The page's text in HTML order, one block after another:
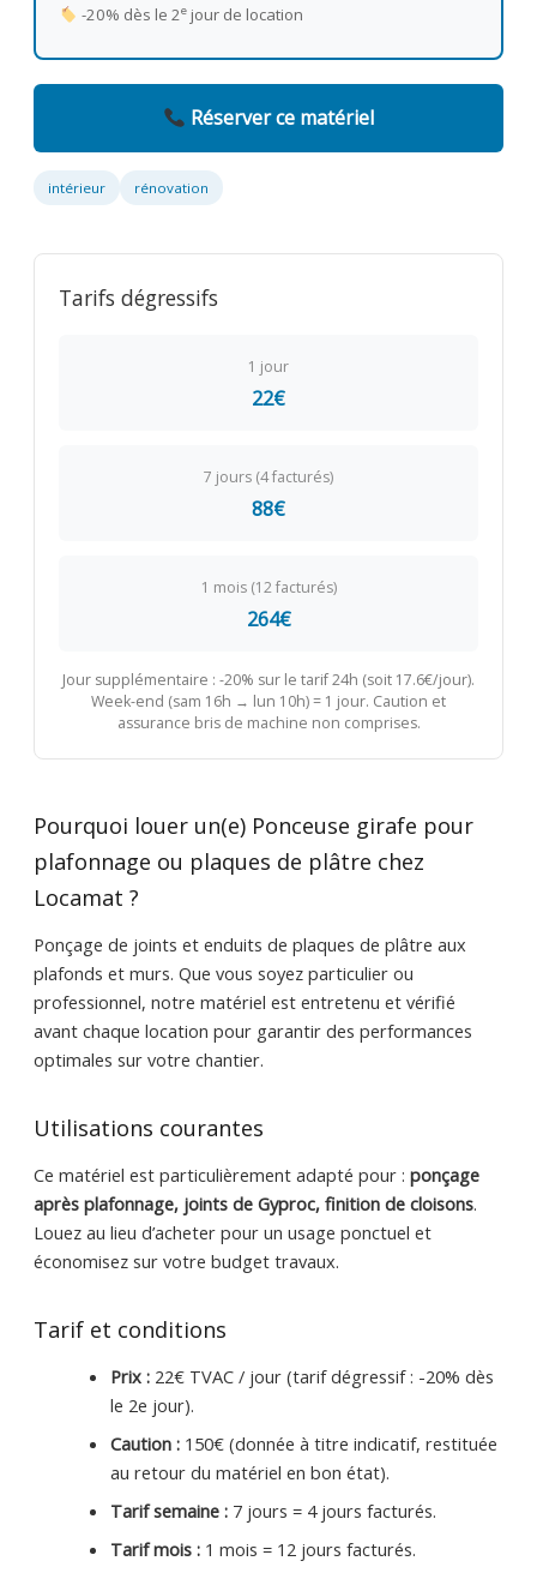
-20% dès le 2ejour de location
Réserver ce matériel
intérieur rénovation
Tarifs dégressifs
1 jour
22€
7 jours (4 facturés)
88€
1 mois (12 facturés)
264€
Jour supplémentaire : -20% sur le tarif 24h (soit 17.6€/jour).
Week-end (sam 16h → lun 10h) = 1 jour. Caution et
assurance bris de machine non comprises.
Pourquoi louer un(e) Ponceuse girafe pour
plafonnage ou plaques de plâtre chez
Locamat ?
Ponçage de joints et enduits de plaques de plâtre aux
plafonds et murs. Que vous soyez particulier ou
professionnel, notre matériel est entretenu et vérifié
avant chaque location pour garantir des performances
optimales sur votre chantier.
Utilisations courantes
Ce matériel est particulièrement adapté pour : ponçage
après plafonnage, joints de Gyproc, finition de cloisons.
Louez au lieu d’acheter pour un usage ponctuel et
économisez sur votre budget travaux.
Tarif et conditions
Prix :22€ TVAC / jour (tarif dégressif : -20% dès
le 2e jour).
Caution :150€ (donnée à titre indicatif, restituée
au retour du matériel en bon état).
Tarif semaine :7 jours = 4 jours facturés.
Tarif mois :1 mois = 12 jours facturés.